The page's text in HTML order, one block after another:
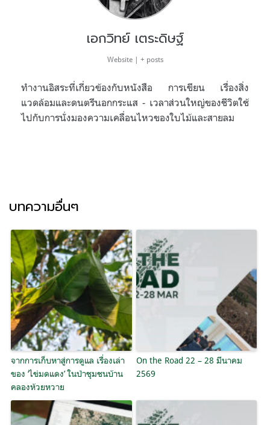
เอกวิทย์ เตระดิษฐ์
Website | + posts
ทำงานอิสระที่เกี่ยวข้องกับหนังสือ การเขียน เรื่องสิ่ง
แวดล้อมและดนตรีนอกกระแส - เวลาส่วนใหญ่ของชีวิตใช้
ไปกับการนั่งมองความเคลื่อนไหวของใบไม้และสายลม
บทความอื่นๆ
จากการเก็บหาสู่การดูแล เรื่องเล่า
ของ ‘ไข่มดแดง’ ในป่าชุมชนบ้าน
คลองห้วยหวาย
On the Road 22 – 28 มีนาคม
2569